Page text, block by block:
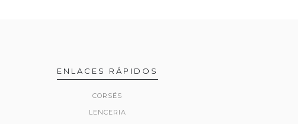
ENLACES RÁPIDOS
CORSÉS
LENCERIA